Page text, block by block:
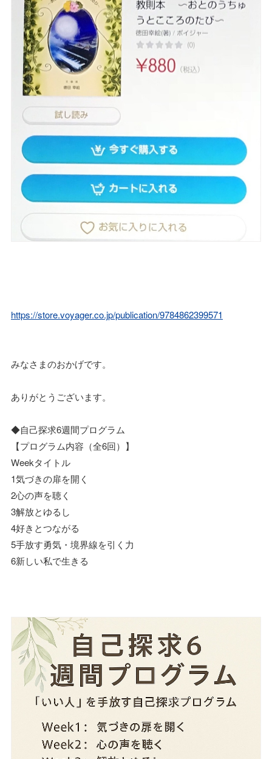
https://store.voyager.co.jp/publication/9784862399571
みなさまのおかげです。
ありがとうございます。
◆自己探求6週間プログラム
【プログラム内容（全6回）】
Weekタイトル
1気づきの扉を開く
2心の声を聴く
3解放とゆるし
4好きとつながる
5手放す勇気・境界線を引く力
6新しい私で生きる